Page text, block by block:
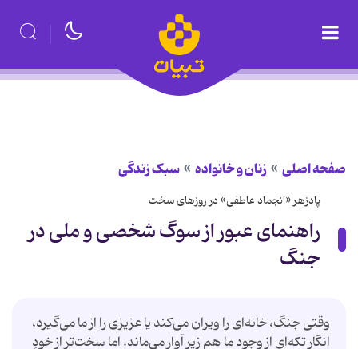
صفحه اصلی زنان و خانواده سبک زندگی
پادزهر «انجماد عاطفی» در روزهای سخت
راهنمای عبور از سوگ شخصی و ملی در
جنگ
وقتی جنگ، خانه‌ای را ویران می‌کند یا عزیزی را از ما می‌گیرد،
انگار تکه‌ای از وجود ما هم زیر آوار می‌ماند. اما سخت‌تر از خودِ